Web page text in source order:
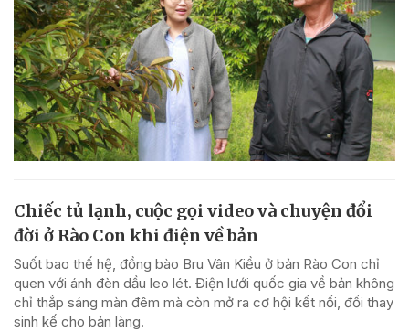
Chiếc tủ lạnh, cuộc gọi video và chuyện đổi
đời ở Rào Con khi điện về bản
Suốt bao thế hệ, đồng bào Bru Vân Kiều ở bản Rào Con chỉ
quen với ánh đèn dầu leo lét. Điện lưới quốc gia về bản không
chỉ thắp sáng màn đêm mà còn mở ra cơ hội kết nối, đổi thay
sinh kế cho bản làng.